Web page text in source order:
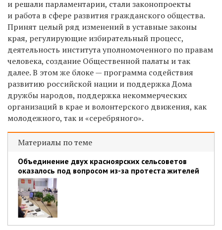
и решали парламентарии, стали законопроекты
и работа в сфере развития гражданского общества.
Принят целый ряд изменений в уставные законы
края, регулирующие избирательный процесс,
деятельность института уполномоченного по правам
человека, создание Общественной палаты и так
далее. В этом же блоке — программа содействия
развитию российской нации и поддержка Дома
дружбы народов, поддержка некоммерческих
организаций в крае и волонтерского движения, как
молодежного, так и «серебряного».
Материалы по теме
Объединение двух красноярских сельсоветов
оказалось под вопросом из-за протеста жителей